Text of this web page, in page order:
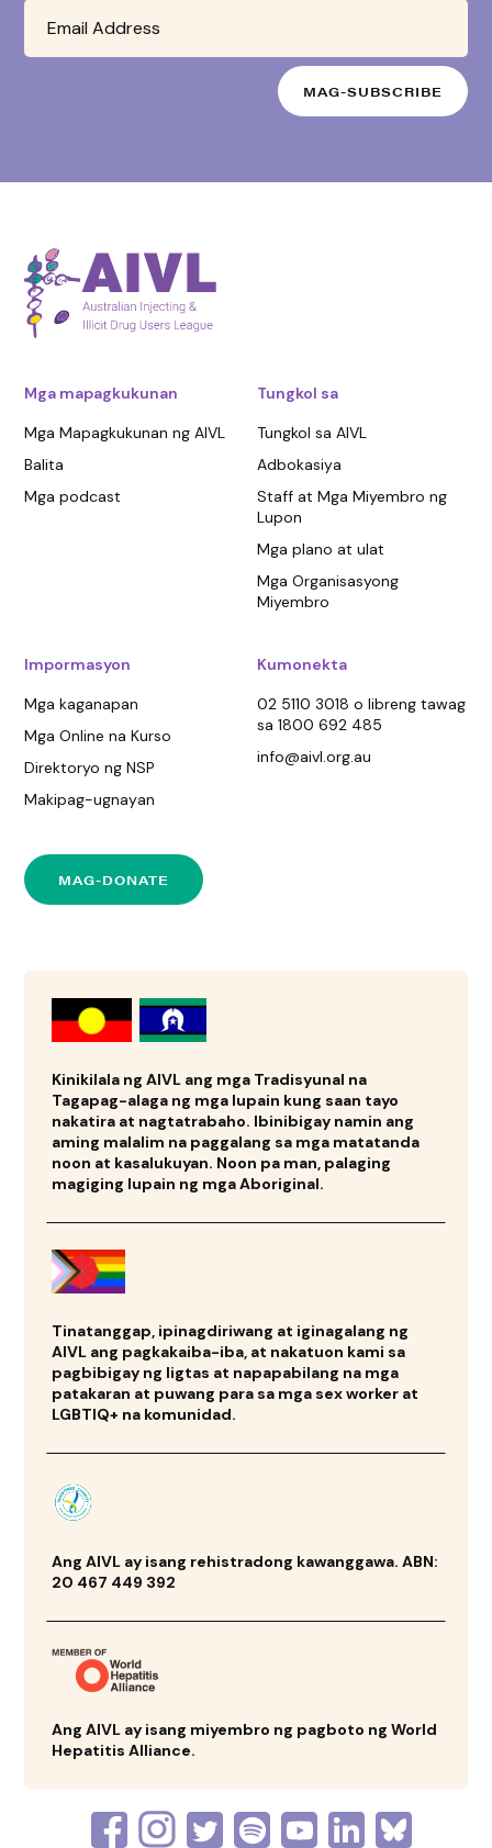
Mga mapagkukunan
Mga Mapagkukunan ng AIVL
Balita
Mga podcast
Tungkol sa
Tungkol sa AIVL
Adbokasiya
Staff at Mga Miyembro ng
Lupon
Mga plano at ulat
Mga Organisasyong
Miyembro
Impormasyon
Mga kaganapan
Mga Online na Kurso
Direktoryo ng NSP
Makipag-ugnayan
Kumonekta
02 5110 3018 o libreng tawag
sa 1800 692 485
info@aivl.org.au
MAG-DONATE
Kinikilala ng AIVL ang mga Tradisyunal na
Tagapag-alaga ng mga lupain kung saan tayo
nakatira at nagtatrabaho. Ibinibigay namin ang
aming malalim na paggalang sa mga matatanda
noon at kasalukuyan. Noon pa man, palaging
magiging lupain ng mga Aboriginal.
Tinatanggap, ipinagdiriwang at iginagalang ng
AIVL ang pagkakaiba-iba, at nakatuon kami sa
pagbibigay ng ligtas at napapabilang na mga
patakaran at puwang para sa mga sex worker at
LGBTIQ+ na komunidad.
Ang AIVL ay isang rehistradong kawanggawa. ABN:
20 467 449 392
Ang AIVL ay isang miyembro ng pagboto ng World
Hepatitis Alliance.